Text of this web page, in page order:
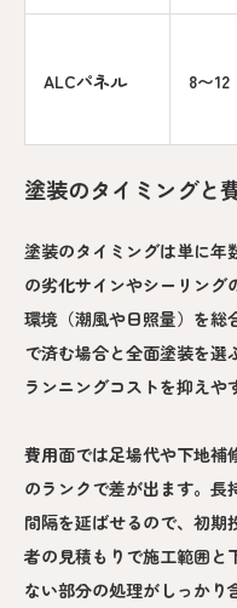
ALCパネル 8〜12
塗装のタイミングと
塗装のタイミングは単に年
の劣化サインやシーリング
環境（潮風や日照量）を総
で済む場合と全面塗装を選
ランニングコストを抑えや
費用面では足場代や下地補
のランクで差が出ます。長
間隔を延ばせるので、初期
者の見積もりで施工範囲と
ない部分の処理がしっかり